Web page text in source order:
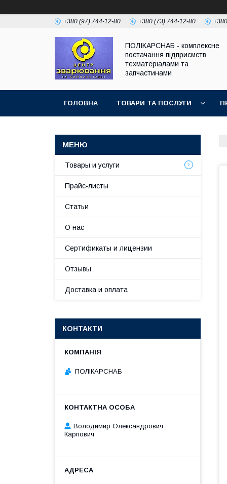
+380 (97) 744-12-80 +380 (73) 744-12-80
ПОЛІКАРСНАБ - комплексне
постачання підприємств
техматеріалами та
запчастинами
ГОЛОВНА ТОВАРИ ТА ПОСЛУГИ
Товары и услуги
Прайс-листы
Статьи
О нас
Сертификаты и лицензии
Отзывы
Доставка и оплата
КОНТАКТИ
ПОЛІКАРСНАБ
Володимир Олександрович
Карпович